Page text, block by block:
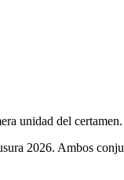
unidad del certamen.
2026. Ambos